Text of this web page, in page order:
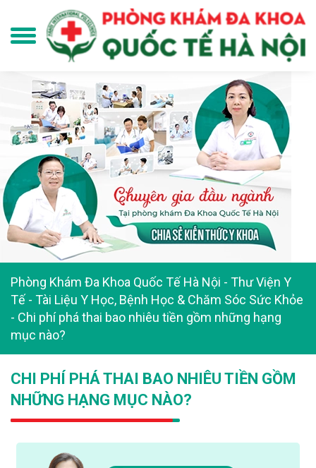
Phòng Khám Đa Khoa Quốc Tế Hà Nội - Thư Viện Y
Tế - Tài Liệu Y Học, Bệnh Học & Chăm Sóc Sức Khỏe
- Chi phí phá thai bao nhiêu tiền gồm những hạng
mục nào?
CHI PHÍ PHÁ THAI BAO NHIÊU TIỀN GỒM
NHỮNG HẠNG MỤC NÀO?